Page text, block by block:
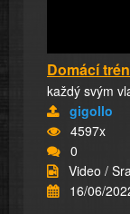
Domácí
každý svým
gigollo
4597x
0
Video /
16/06/